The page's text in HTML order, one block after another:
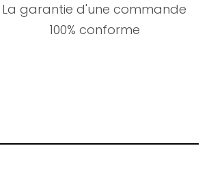
La garantie d'une commande
100% conforme